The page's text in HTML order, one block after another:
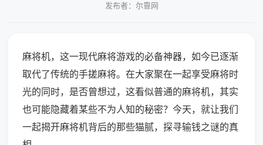
发布者：尔靠网
麻将机，这一现代麻将游戏的必备神器，如今已逐渐
取代了传统的手搓麻将。在大家聚在一起享受麻将时
光的同时，是否曾想过，这看似普通的麻将机，其实
也可能隐藏着某些不为人知的秘密？今天，就让我们
一起揭开麻将机背后的那些猫腻，探寻输钱之谜的真